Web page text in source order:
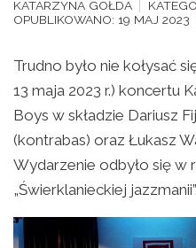
KATARZYNA GOŁDA
OPUBLIKOWANO: 19 MAJ 2023
Trudno było nie kołysać
13 maja 2023 r.) koncertu
Boys w składzie Dariusz
(kontrabas) oraz Łukasz
Wydarzenie odbyło się w
„Świerklanieckiej jazzmanii”.